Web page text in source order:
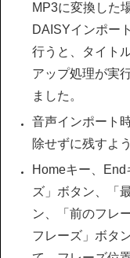
MP3に変換した
DAISYインポー
行うと、タイト
アップ処理が実
ました。
音声インポート
除せずに残すよ
Homeキー、
ズ」ボタン、「
ン、「前のフレ
フレーズ」ボタ